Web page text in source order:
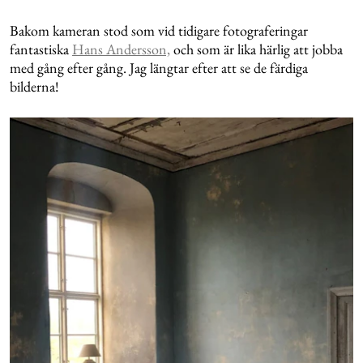
Bakom kameran stod som vid tidigare fotograferingar
fantastiska Hans Andersson,och som är lika härlig att jobba
med gång efter gång. Jag längtar efter att se de färdiga
bilderna!